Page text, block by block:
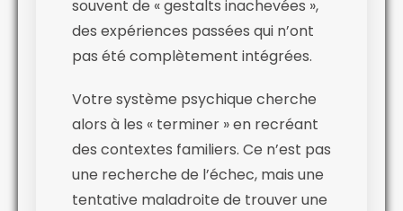
souvent de « gestalts inachevées »,
des expériences passées qui n’ont
pas été complètement intégrées.
Votre système psychique cherche
alors à les « terminer » en recréant
des contextes familiers. Ce n’est pas
une recherche de l’échec, mais une
tentative maladroite de trouver une